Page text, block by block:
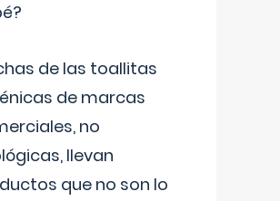
de las toallitas
de marcas
no
llevan
que no son lo